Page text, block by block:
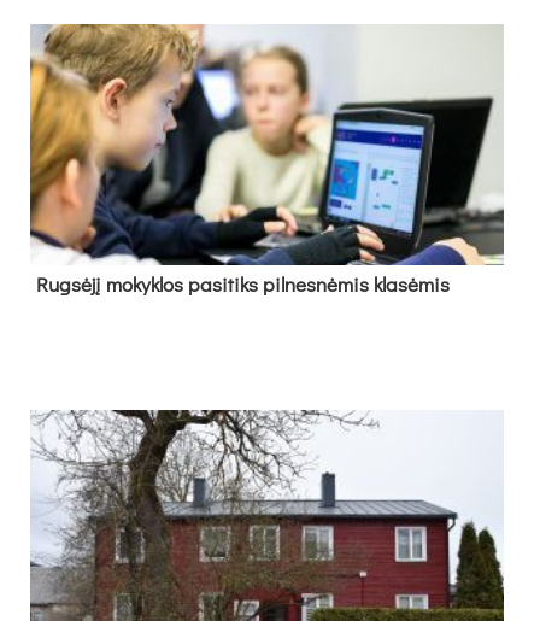
Rug­sė­jį mo­kyk­los pa­si­tiks pil­nes­nė­mis kla­sė­mis